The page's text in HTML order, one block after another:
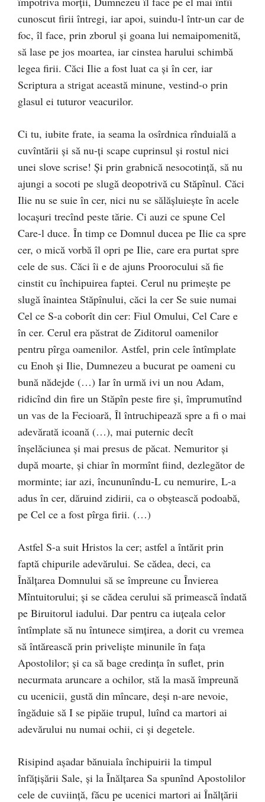
cunoscut firii întregi, iar apoi, suindu-l într-un car de
foc, îl face, prin zborul şi goana lui nemaipomenită,
să lase pe jos moartea, iar cinstea harului schimbă
legea firii. Căci Ilie a fost luat ca şi în cer, iar
Scriptura a strigat această minune, vestind-o prin
glasul ei tuturor veacurilor.
Ci tu, iubite frate, ia seama la osîrdnica rînduială a
cuvîntării şi să nu-ţi scape cuprinsul şi rostul nici
unei slove scrise! Şi prin grabnică nesocotinţă, să nu
ajungi a socoti pe slugă deopotrivă cu Stăpînul. Căci
Ilie nu se suie în cer, nici nu se sălăşluieşte în acele
locaşuri trecînd peste tărie. Ci auzi ce spune Cel
Care-l duce. În timp ce Domnul ducea pe Ilie ca spre
cer, o mică vorbă îl opri pe Ilie, care era purtat spre
cele de sus. Căci îi e de ajuns Proorocului să fie
cinstit cu închipuirea faptei. Cerul nu primeşte pe
slugă înaintea Stăpînului, căci la cer Se suie numai
Cel ce S-a coborît din cer: Fiul Omului, Cel Care e
în cer. Cerul era păstrat de Ziditorul oamenilor
pentru pîrga oamenilor. Astfel, prin cele întîmplate
cu Enoh şi Ilie, Dumnezeu a bucurat pe oameni cu
bună nădejde (…) Iar în urmă ivi un nou Adam,
ridicînd din fire un Stăpîn peste fire şi, împrumutînd
un vas de la Fecioară, Îl întruchipează spre a fi o mai
adevărată icoană (…), mai puternic decît
înşelăciunea şi mai presus de păcat. Nemuritor şi
după moarte, şi chiar în mormînt fiind, dezlegător de
morminte; iar azi, încununîndu-L cu nemurire, L-a
adus în cer, dăruind zidirii, ca o obştească podoabă,
pe Cel ce a fost pîrga firii. (…)
Astfel S-a suit Hristos la cer; astfel a întărit prin
faptă chipurile adevărului. Se cădea, deci, ca
Înălţarea Domnului să se împreune cu Învierea
Mîntuitorului; şi se cădea cerului să primească îndată
pe Biruitorul iadului. Dar pentru ca iuţeala celor
întîmplate să nu întunece simţirea, a dorit cu vremea
să întărească prin privelişte minunile în faţa
Apostolilor; şi ca să bage credinţa în suflet, prin
necurmata aruncare a ochilor, stă la masă împreună
cu ucenicii, gustă din mîncare, deşi n-are nevoie,
îngăduie să I se pipăie trupul, luînd ca martori ai
adevărului nu numai ochii, ci şi degetele.
Risipind aşadar bănuiala închipuirii la timpul
înfăţişării Sale, şi la Înălţarea Sa spunînd Apostolilor
cele de cuviinţă, făcu pe ucenici martori ai Înălţării